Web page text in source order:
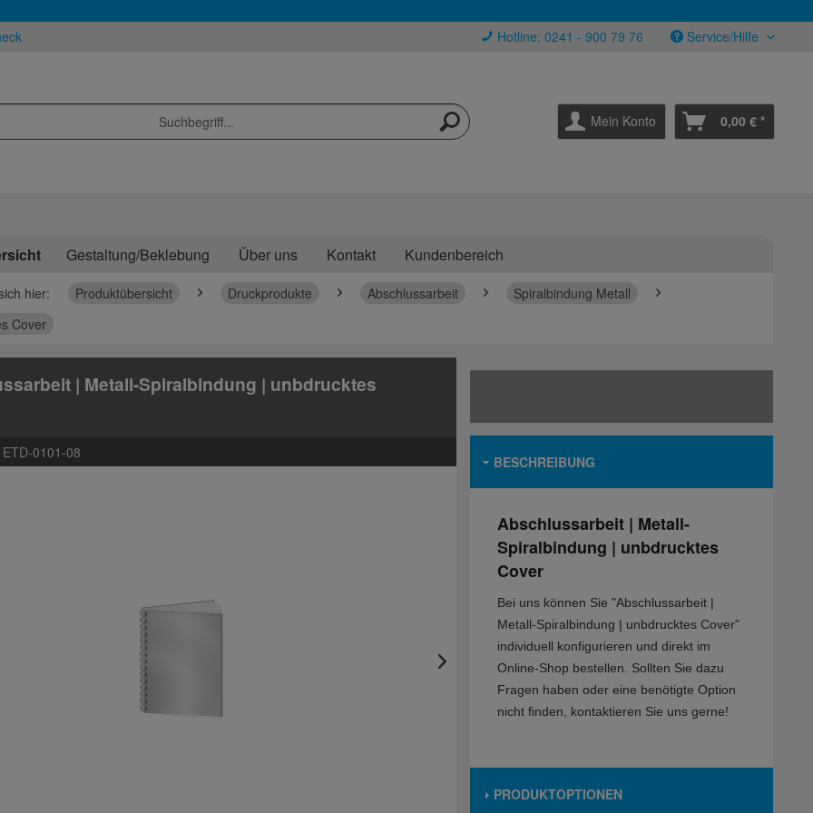
Hotline: 0241 - 900 79 76 Service/Hilfe
Mein Konto 0,00 € *
Gestaltung/Beklebung Über uns Kontakt Kundenbereich
hier: Produktübersicht Druckprodukte Abschlussarbeit
Spiralbindung Metall
Cover
| Metall-Spiralbindung | unbdrucktes
ETD-0101-08
BESCHREIBUNG
Abschlussarbeit | Metall-
Spiralbindung | unbdrucktes
Cover
Bei uns können Sie "Abschlussarbeit |
Metall-Spiralbindung | unbdrucktes Cover"
individuell konfigurieren und direkt im
Online-Shop bestellen. Sollten Sie dazu
Fragen haben oder eine benötigte Option
nicht finden, kontaktieren Sie uns gerne!
PRODUKTOPTIONEN